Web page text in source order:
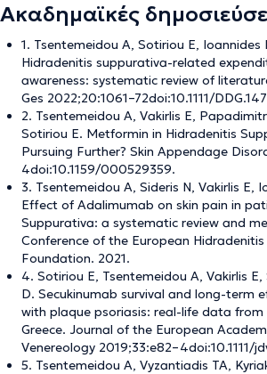
Ακαδημαϊκές
1. Tsentemeidou A, Sotiriou E, Ioannides
Hidradenitis suppurativa-related
awareness: systematic review of
Ges 2022;20:1061–72doi:10.1111/
2. Tsentemeidou A, Vakirlis E,
Sotiriou E. Metformin in Hidradenitis
Pursuing Further? Skin Appendage
4doi:10.1159/000529359.
3. Tsentemeidou A, Sideris N, Vakirlis E,
Effect of Adalimumab on skin pain in
Suppurativa: a systematic review and
Conference of the European
Foundation. 2021.
4. Sotiriou E, Tsentemeidou A, Vakirlis E,
D. Secukinumab survival and long-term
with plaque psoriasis: real-life data
Greece. Journal of the European
Venereology 2019;33:e82–4doi:10.1111/
5. Tsentemeidou A, Vyzantiadis TA,